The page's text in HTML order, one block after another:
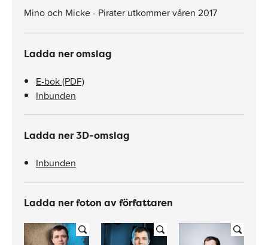
Mino och Micke - Pirater utkommer våren 2017
Ladda ner omslag
E-bok (PDF)
Inbunden
Ladda ner 3D-omslag
Inbunden
Ladda ner foton av författaren